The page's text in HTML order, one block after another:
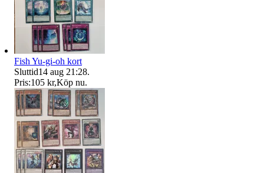
Fish Yu-gi-oh kort
Sluttid14 aug 21:28.
Pris:105 kr,Köp nu.